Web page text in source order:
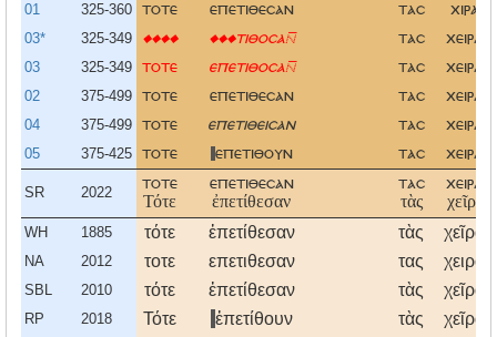
01 325-360 τοτε επετιθεσαν τασ χιρασ
03* 325-349 ���� ���τιθοσα τασ χειρασ
03 325-349 τοτε επετιθοσα τασ χειρασ
02 375-499 τοτε επετιθεσαν τασ χειρασ
04 375-499 τοτε επετιθεισαν τασ χειρασ
05 375-425 τοτε επετιθουν τασ χειρασ
SR 2022
τοτε
Τότε
επετιθεσαν
ἐπετίθεσαν
τασ
τὰς
χειρασ
χεῖρας
WH 1885 τότε ἐπετίθεσαν τὰς χεῖρας
NA 2012 τοτε επετιθεσαν τας χειρας
SBL 2010 τότε ἐπετίθεσαν τὰς χεῖρας
RP 2018 Τότε ἐπετίθουν τὰς χεῖρας